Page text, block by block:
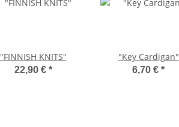
"FINNISH KNITS"
22,90 € *
"Key Cardigan"
6,70 € *